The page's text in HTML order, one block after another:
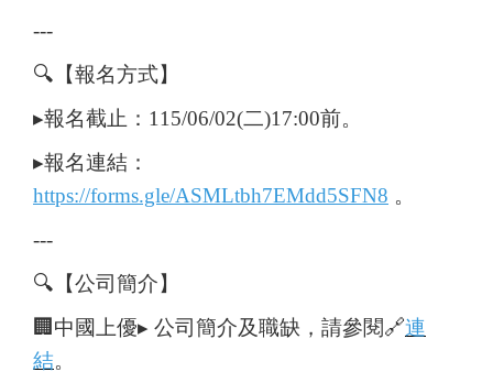
---
🔍【報名方式】
▸報名截止：115/06/02(二)17:00前。
▸報名連結：
https://forms.gle/ASMLtbh7EMdd5SFN8 。
---
🔍【公司簡介】
🏢中國上優▸ 公司簡介及職缺，請參閱🔗連
結。